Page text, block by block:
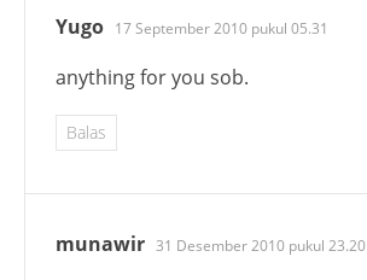
Yugo 17 September 2010 pukul 05.31
anything for you sob.
Balas
munawir 31 Desember 2010 pukul 23.20